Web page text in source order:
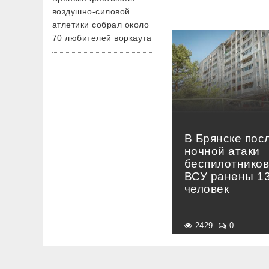
воздушно-силовой
атлетики собрал около
70 любителей воркаута
В Брянске
ночной атаки
беспилотников
ВСУ ранены
человек
2429 0